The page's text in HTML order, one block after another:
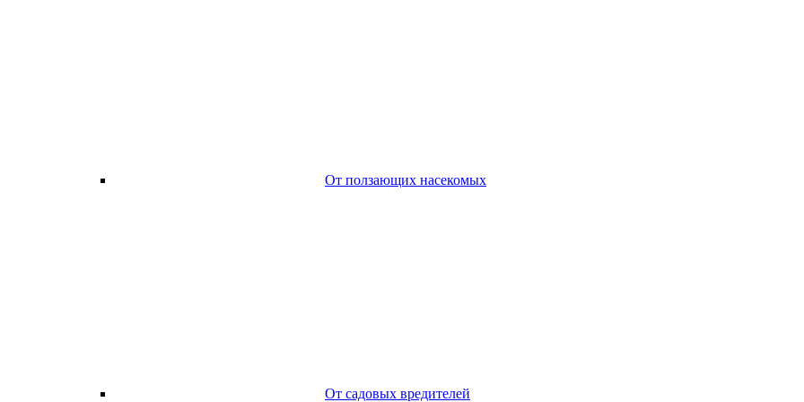
От ползающих насекомых
От садовых вредителей